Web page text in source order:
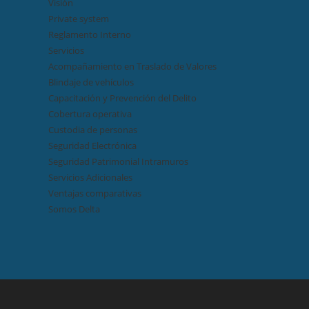
Visión
Private system
Reglamento Interno
Servicios
Acompañamiento en Traslado de Valores
Blindaje de vehículos
Capacitación y Prevención del Delito
Cobertura operativa
Custodia de personas
Seguridad Electrónica
Seguridad Patrimonial Intramuros
Servicios Adicionales
Ventajas comparativas
Somos Delta